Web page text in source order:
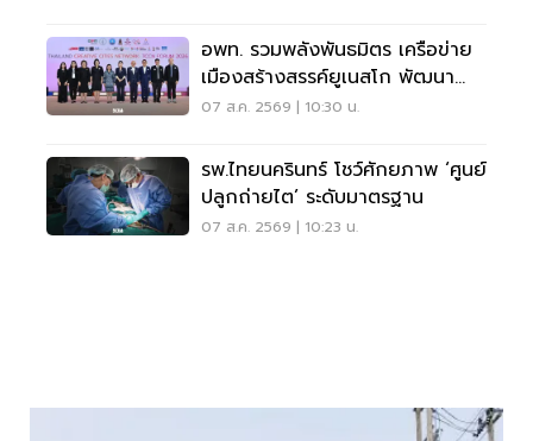
อพท. รวมพลังพันธมิตร เครือข่าย
เมืองสร้างสรรค์ยูเนสโก พัฒนา
เมืองอย่างยั่งยืน
07 ส.ค. 2569 | 10:30 น.
รพ.ไทยนครินทร์ โชว์ศักยภาพ ‘ศูนย์
ปลูกถ่ายไต’ ระดับมาตรฐาน
07 ส.ค. 2569 | 10:23 น.